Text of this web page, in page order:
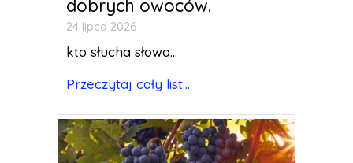
dobrych owoców.
24 lipca 2026
kto słucha słowa...
Przeczytaj cały list...